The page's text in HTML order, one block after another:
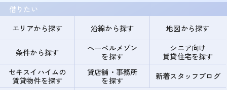
借りたい
エリアから探す
沿線から探す 地図から探す
条件から探す
ヘーベルメゾン
を探す
シニア向け
賃貸住宅を探す
セキスイハイムの
賃貸物件を探す
貸店舗・事務所
を探す
新着スタッフブログ